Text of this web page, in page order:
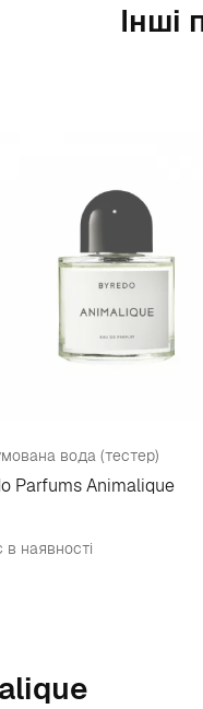
Інші
вода (тестер)
Parfums Animalique
наявності